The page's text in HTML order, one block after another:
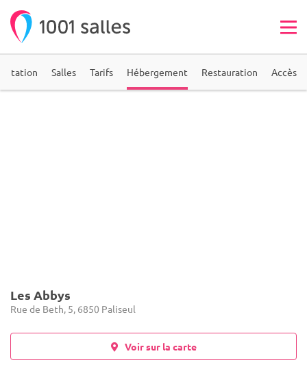
Salles Tarifs Hébergement Restauration Accès
Les Abbys
Rue de Beth, 5, 6850 Paliseul
Voir sur la carte